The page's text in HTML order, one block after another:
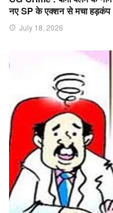
नए SP के एक्शन से मचा हड़कंप
July 18, 2026